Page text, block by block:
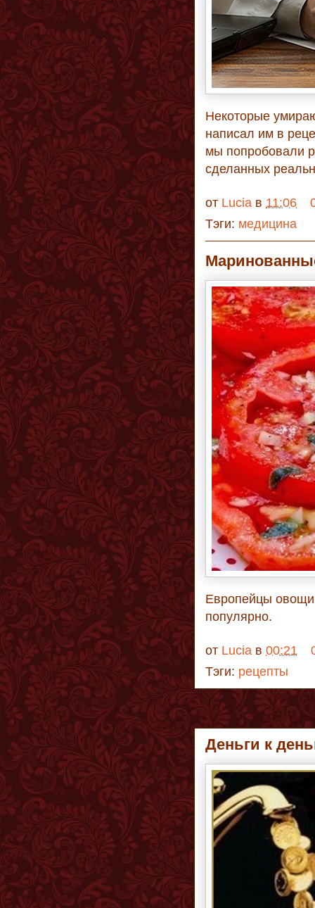
Некоторые
написал им в
мы попробовали
сделанных
от Lucia в 11:06
Тэги: медицина
Европейцы овощи
популярно.
от Lucia в 00:21
Тэги: рецепты
Деньги к